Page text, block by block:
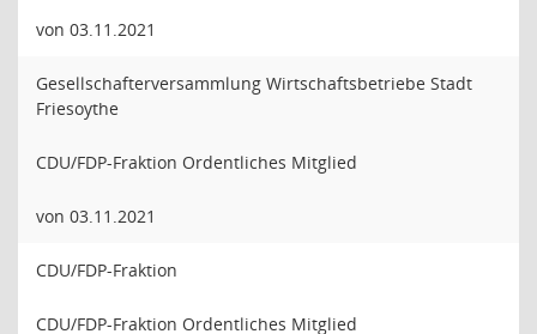
von 03.11.2021
Gesellschafterversammlung Wirtschaftsbetriebe Stadt
Friesoythe
CDU/FDP-Fraktion Ordentliches Mitglied
von 03.11.2021
CDU/FDP-Fraktion
CDU/FDP-Fraktion Ordentliches Mitglied